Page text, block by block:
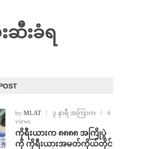
ဆီးခံရ
by MLAT ၃ နာရီ အကြာက
6
views
ကိုရီးယားက ၈၈၈၈ အကြိုပွဲ
ကို ကိုရီးယားအမတ်ကိုယ်တိုင်